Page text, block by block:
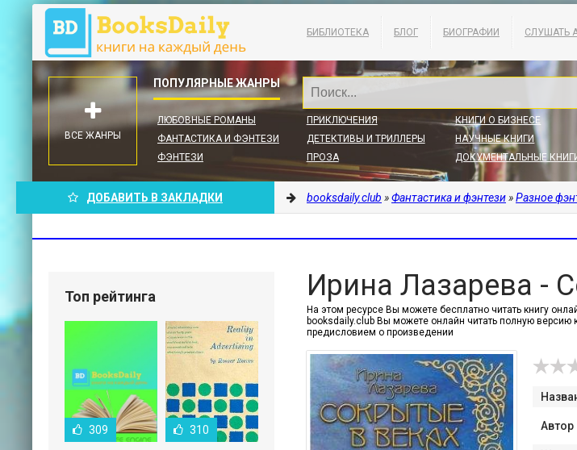
БИБЛИОТЕКА БЛОГ БИОГРАФИИ СЛУШАТЬ
ЛЮБОВНЫЕ РОМАНЫ
ФАНТАСТИКА И ФЭНТЕЗИ
ФЭНТЕЗИ
ПРИКЛЮЧЕНИЯ
ДЕТЕКТИВЫ И ТРИЛЛЕРЫ
ПРОЗА
КНИГИ О БИЗНЕСЕ
НАУЧНЫЕ КНИГИ
ДОКУМЕНТАЛЬНЫЕ
ВСЕ ЖАНРЫ
ДОБАВИТЬ В ЗАКЛАДКИ booksdaily.club »Фантастика и фэнтези»Разное
Ирина Лазарева -
На этом ресурсе Вы можете бесплатно читать книгу
booksdaily.club Вы можете онлайн читать полную
предисловием о произведении
Автор
Топ рейтинга
309 310